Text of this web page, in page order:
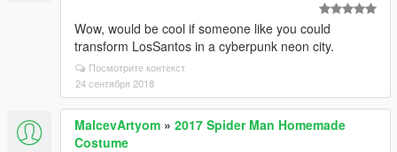
Wow, would be cool if someone like you could
transform LosSantos in a cyberpunk neon city.
Посмотрите контекст
24 сентября 2018
MalcevArtyom » 2017 Spider Man Homemade
Costume